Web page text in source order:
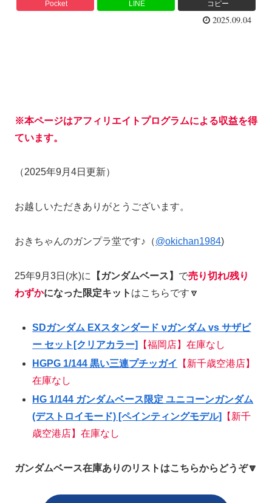
Pocket LINE コピー
2025.09.04
※本ページはアフィリエイトプログラムによる収益を得
ています。
（2025年9月4日更新）
お越しいただきありがとうございます。
おきちゃんのガンプラ堂です♪（@okichan1984)
25年9月3日(水)に 【ガンダムベース】 で売り切れ/残り
わずかになった限定キット はこちらです🔽
SDガンダム EXスタンダード νガンダム vs サザビ
ー セット[クリアカラー]
【福岡店】在庫なし
HGPG 1/144 黒い三連プチッガイ
【新千歳空港店】
在庫なし
HG 1/144 ガンダムベース限定 ユニコーンガンダム
(デストロイモード) [ペインティングモデル]
【新千
歳空港店】在庫なし
ガンダムベース在庫ありのリストはこちらからどうぞ🔽